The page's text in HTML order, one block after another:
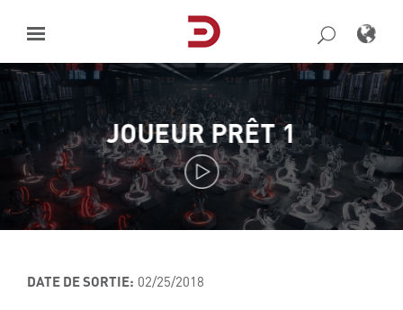
content
JOUEUR PRÊT 1
DATE DE SORTIE: 02/25/2018